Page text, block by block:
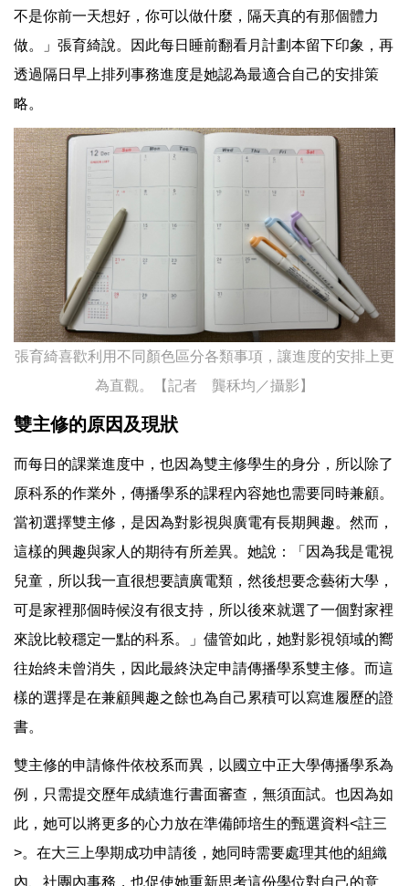
不是你前一天想好，你可以做什麼，隔天真的有那個體力
做。」張育綺說。因此每日睡前翻看月計劃本留下印象，再
透過隔日早上排列事務進度是她認為最適合自己的安排策
略。
張育綺喜歡利用不同顏色區分各類事項，讓進度的安排上更
為直觀。【記者 龔秝均／攝影】
雙主修的原因及現狀
而每日的課業進度中，也因為雙主修學生的身分，所以除了
原科系的作業外，傳播學系的課程內容她也需要同時兼顧。
當初選擇雙主修，是因為對影視與廣電有長期興趣。然而，
這樣的興趣與家人的期待有所差異。她說：「因為我是電視
兒童，所以我一直很想要讀廣電類，然後想要念藝術大學，
可是家裡那個時候沒有很支持，所以後來就選了一個對家裡
來說比較穩定一點的科系。」儘管如此，她對影視領域的嚮
往始終未曾消失，因此最終決定申請傳播學系雙主修。而這
樣的選擇是在兼顧興趣之餘也為自己累積可以寫進履歷的證
書。
雙主修的申請條件依校系而異，以國立中正大學傳播學系為
例，只需提交歷年成績進行書面審查，無須面試。也因為如
此，她可以將更多的心力放在準備師培生的甄選資料<註三
>。在大三上學期成功申請後，她同時需要處理其他的組織
內、社團內事務，也促使她重新思考這份學位對自己的意